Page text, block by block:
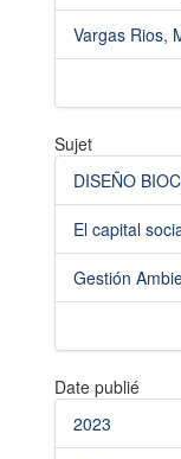
Vargas Rios,
Sujet
DISEÑO
El capital
Gestión
Date publié
2023